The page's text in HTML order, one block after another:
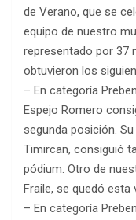
de Verano, que se
equipo de nuestro
representado por 37
obtuvieron los
– En categoría
Espejo Romero
segunda posición.
Timircan, consiguió
pódium. Otro de
Fraile, se quedó esta
– En categoría